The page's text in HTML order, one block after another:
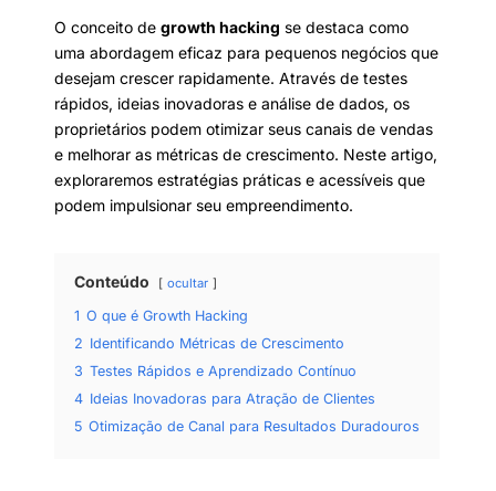
O conceito de growth hacking se destaca como
uma abordagem eficaz para pequenos negócios que
desejam crescer rapidamente. Através de testes
rápidos, ideias inovadoras e análise de dados, os
proprietários podem otimizar seus canais de vendas
e melhorar as métricas de crescimento. Neste artigo,
exploraremos estratégias práticas e acessíveis que
podem impulsionar seu empreendimento.
Conteúdo ocultar
1 O que é Growth Hacking
2 Identificando Métricas de Crescimento
3 Testes Rápidos e Aprendizado Contínuo
4 Ideias Inovadoras para Atração de Clientes
5 Otimização de Canal para Resultados Duradouros